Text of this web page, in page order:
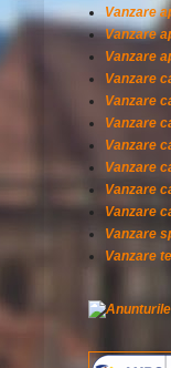
Vanzare
Vanzare
Vanzare
Vanzare
Vanzare
Vanzare
Vanzare
Vanzare
Vanzare
Vanzare
Vanzare
Vanzare